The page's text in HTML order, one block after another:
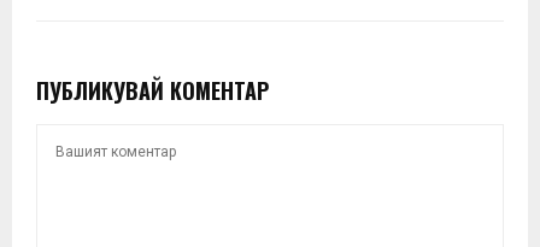
ПУБЛИКУВАЙ КОМЕНТАР